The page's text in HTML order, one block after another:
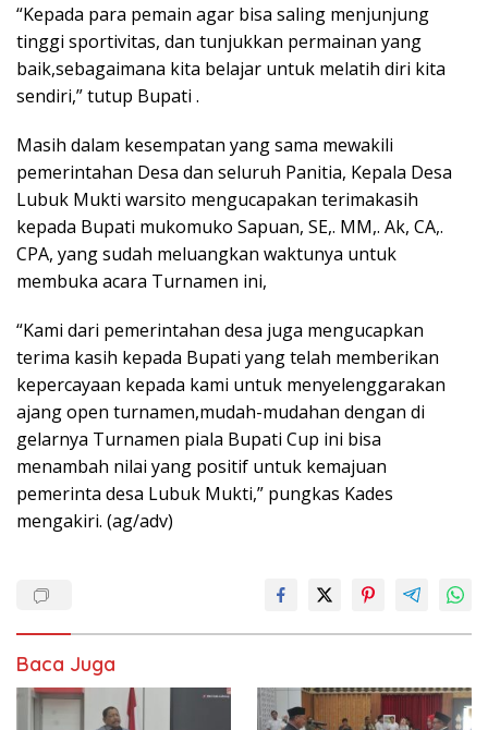
“Kepada para pemain agar bisa saling menjunjung
tinggi sportivitas, dan tunjukkan permainan yang
baik,sebagaimana kita belajar untuk melatih diri kita
sendiri,” tutup Bupati .
Masih dalam kesempatan yang sama mewakili
pemerintahan Desa dan seluruh Panitia, Kepala Desa
Lubuk Mukti warsito mengucapakan terimakasih
kepada Bupati mukomuko Sapuan, SE,. MM,. Ak, CA,.
CPA, yang sudah meluangkan waktunya untuk
membuka acara Turnamen ini,
“Kami dari pemerintahan desa juga mengucapkan
terima kasih kepada Bupati yang telah memberikan
kepercayaan kepada kami untuk menyelenggarakan
ajang open turnamen,mudah-mudahan dengan di
gelarnya Turnamen piala Bupati Cup ini bisa
menambah nilai yang positif untuk kemajuan
pemerinta desa Lubuk Mukti,” pungkas Kades
mengakiri. (ag/adv)
Baca Juga